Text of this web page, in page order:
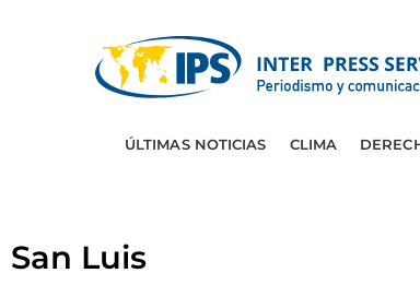
ÚLTIMAS NOTICIAS CLIMA
San Luis